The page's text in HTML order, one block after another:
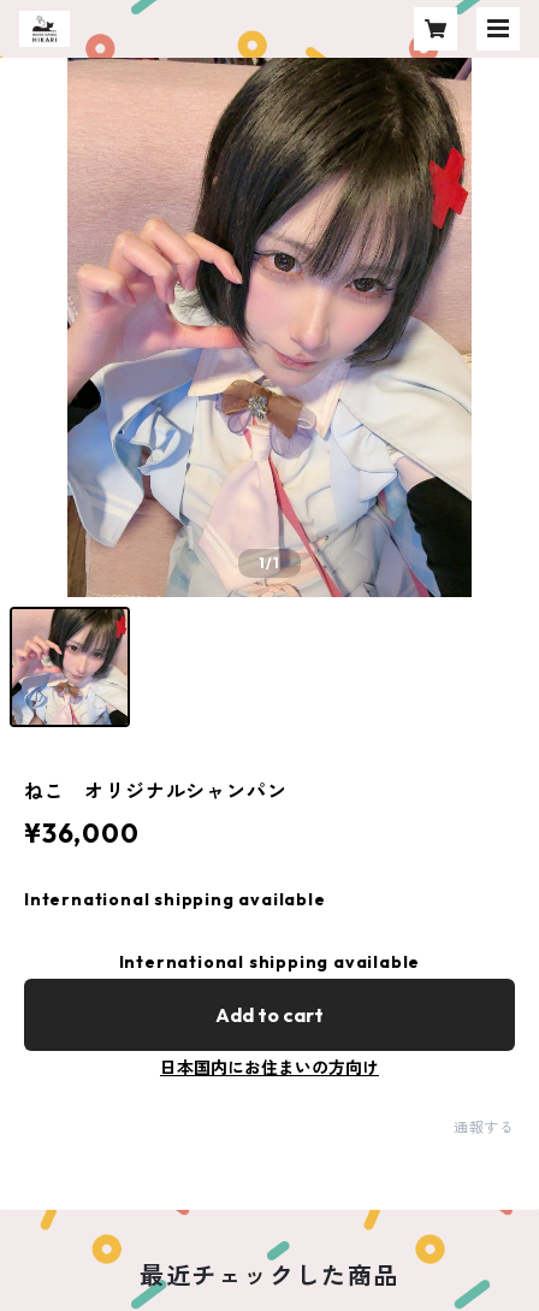
1/1
ねこ オリジナルシャンパン
¥36,000
International shipping available
International shipping available
Add to cart
日本国内にお住まいの方向け
通報する
最近チェックした商品